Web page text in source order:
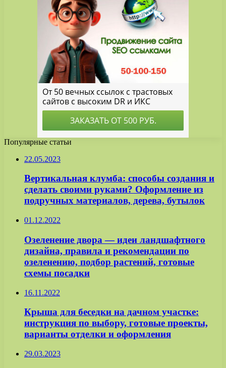
Популярные статьи
22.05.2023
Вертикальная клумба: способы создания и
сделать своими руками? Оформление из
подручных материалов, дерева, бутылок
01.12.2022
Озеленение двора — идеи ландшафтного
дизайна, правила и рекомендации по
озеленению, подбор растений, готовые
схемы посадки
16.11.2022
Крыша для беседки на дачном участке:
инструкция по выбору, готовые проекты,
варианты отделки и оформления
29.03.2023